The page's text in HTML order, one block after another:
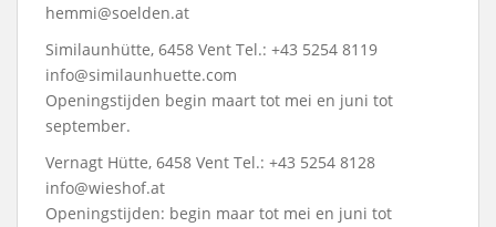
hemmi@soelden.at
Similaunhütte, 6458 Vent Tel.: +43 5254 8119
info@similaunhuette.com
Openingstijden begin maart tot mei en juni tot
september.
Vernagt Hütte, 6458 Vent Tel.: +43 5254 8128
info@wieshof.at
Openingstijden: begin maar tot mei en juni tot